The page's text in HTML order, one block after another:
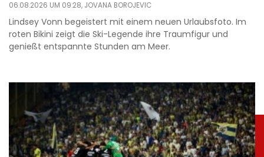
06.08.2026 UM 09:28, JOVANA BOROJEVIC
Lindsey Vonn begeistert mit einem neuen Urlaubsfoto. Im
roten Bikini zeigt die Ski-Legende ihre Traumfigur und
genießt entspannte Stunden am Meer.